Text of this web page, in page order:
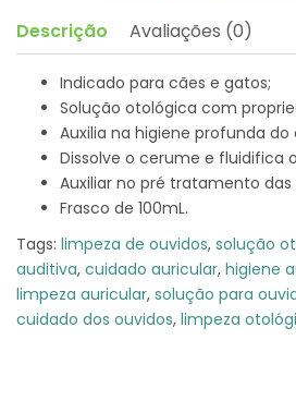
Descrição Avaliações (0)
Indicado para cães e gatos;
Solução otológica com
Auxilia na higiene profunda
Dissolve o cerume e fluidifica
Auxiliar no pré tratamento das
Frasco de 100mL.
Tags: limpeza de ouvidos, solução
auditiva, cuidado auricular, higiene
limpeza auricular, solução para
cuidado dos ouvidos, limpeza